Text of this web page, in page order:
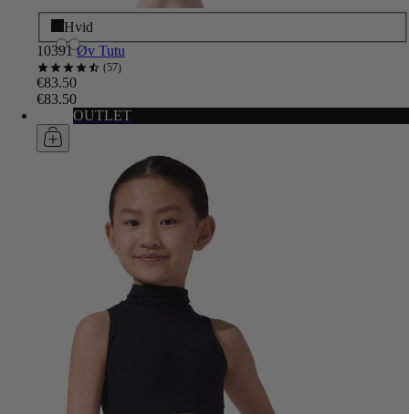
Sort
Hvid
10391 Øv Tutu
57
€83.50
€83.50
OUTLET